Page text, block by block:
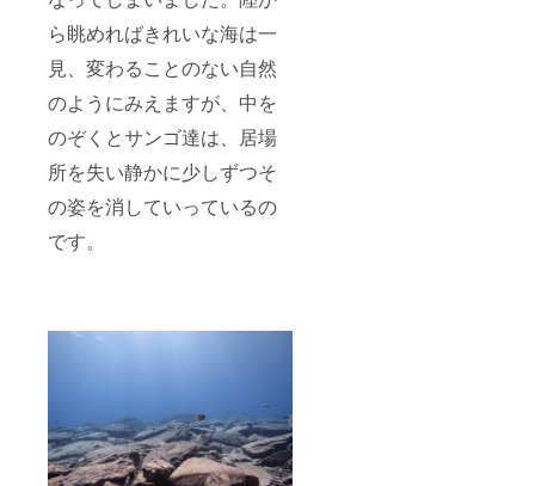
ら眺めればきれいな海は一
見、変わることのない自然
のようにみえますが、中を
のぞくとサンゴ達は、居場
所を失い静かに少しずつそ
の姿を消していっているの
です。